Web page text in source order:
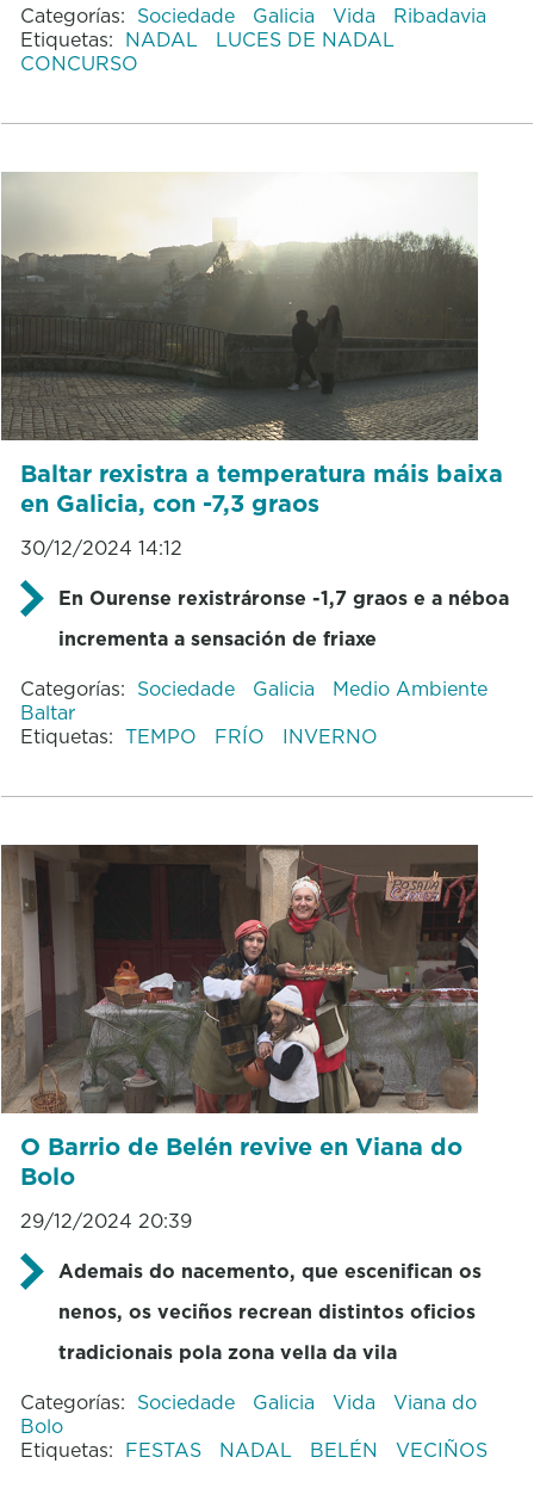
Categorías: Sociedade Galicia Vida
Ribadavia
Etiquetas: NADAL
LUCES DE NADAL
CONCURSO
Baltar rexistra a temperatura máis baixa
en Galicia, con -7,3 graos
30/12/2024 14:12
En Ourense rexistráronse -1,7 graos e a néboa
incrementa a sensación de friaxe
Categorías: Sociedade Galicia
Medio Ambiente
Baltar
Etiquetas: TEMPO FRÍO INVERNO
O Barrio de Belén revive en Viana do
Bolo
29/12/2024 20:39
Ademais do nacemento, que escenifican os
nenos, os veciños recrean distintos oficios
tradicionais pola zona vella da vila
Categorías: Sociedade Galicia Vida
Viana do
Bolo
Etiquetas: FESTAS NADAL BELÉN VECIÑOS